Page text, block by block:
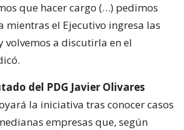
que hacer cargo (…) pedimos
mientras el Ejecutivo ingresa las
volvemos a discutirla en el
del PDG Javier Olivares
la iniciativa tras conocer casos
empresas que, según